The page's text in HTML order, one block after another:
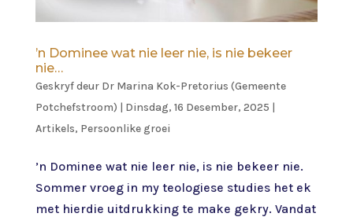
’n Dominee wat nie leer nie, is nie bekeer
nie…
Geskryf deur Dr Marina Kok-Pretorius (Gemeente
Potchefstroom) | Dinsdag, 16 Desember, 2025 |
Artikels, Persoonlike groei
’n Dominee wat nie leer nie, is nie bekeer nie.
Sommer vroeg in my teologiese studies het ek
met hierdie uitdrukking te make gekry. Vandat